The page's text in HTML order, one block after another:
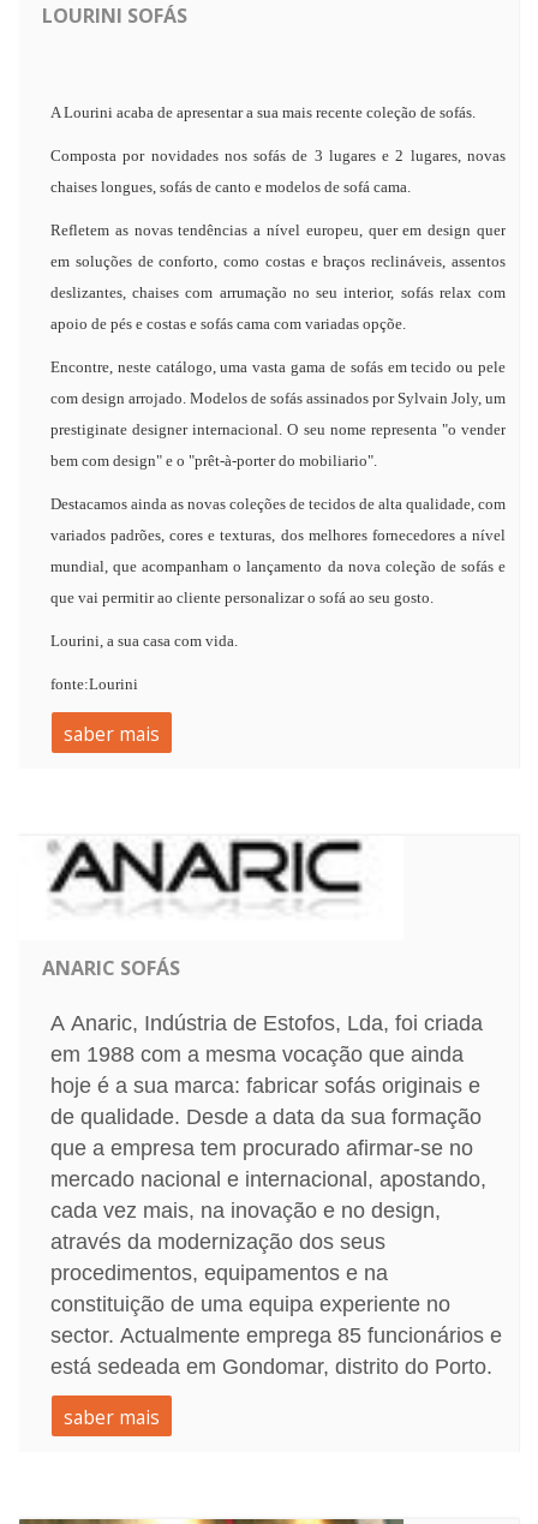
LOURINI SOFÁS
A Lourini acaba de apresentar a sua mais recente coleção de sofás.
Composta por novidades nos sofás de 3 lugares e 2 lugares, novas
chaises longues, sofás de canto e modelos de sofá cama.
Refletem as novas tendências a nível europeu, quer em design quer
em soluções de conforto, como costas e braços reclináveis, assentos
deslizantes, chaises com arrumação no seu interior, sofás relax com
apoio de pés e costas e sofás cama com variadas opçõe.
Encontre, neste catálogo, uma vasta gama de sofás em tecido ou pele
com design arrojado. Modelos de sofás assinados por Sylvain Joly, um
prestiginate designer internacional. O seu nome representa "o vender
bem com design" e o "prêt-à-porter do mobiliario".
Destacamos ainda as novas coleções de tecidos de alta qualidade, com
variados padrões, cores e texturas, dos melhores fornecedores a nível
mundial, que acompanham o lançamento da nova coleção de sofás e
que vai permitir ao cliente personalizar o sofá ao seu gosto.
Lourini, a sua casa com vida.
fonte:Lourini
saber mais
ANARIC SOFÁS
A Anaric, Indústria de Estofos, Lda, foi criada
em 1988 com a mesma vocação que ainda
hoje é a sua marca: fabricar sofás originais e
de qualidade. Desde a data da sua formação
que a empresa tem procurado afirmar-se no
mercado nacional e internacional, apostando,
cada vez mais, na inovação e no design,
através da modernização dos seus
procedimentos, equipamentos e na
constituição de uma equipa experiente no
sector. Actualmente emprega 85 funcionários e
está sedeada em Gondomar, distrito do Porto.
saber mais